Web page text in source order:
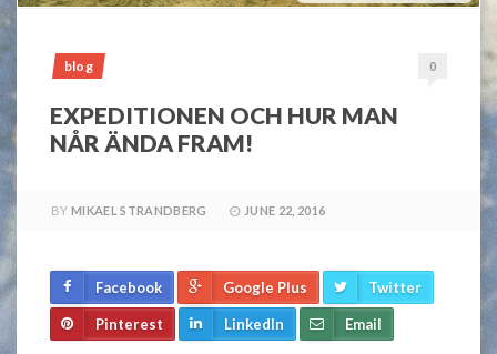
blog 0
EXPEDITIONEN OCH HUR MAN
NÅR ÄNDA FRAM!
BY MIKAEL STRANDBERG JUNE 22, 2016
Facebook Google Plus Twitter
Pinterest LinkedIn Email